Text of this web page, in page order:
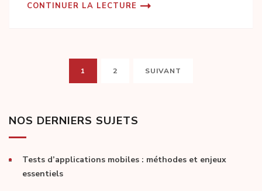
CONTINUER LA LECTURE
PaginationPAGE
1 PAGE
2 SUIVANT
NOS DERNIERS SUJETS
Tests d’applications mobiles : méthodes et enjeux
essentiels